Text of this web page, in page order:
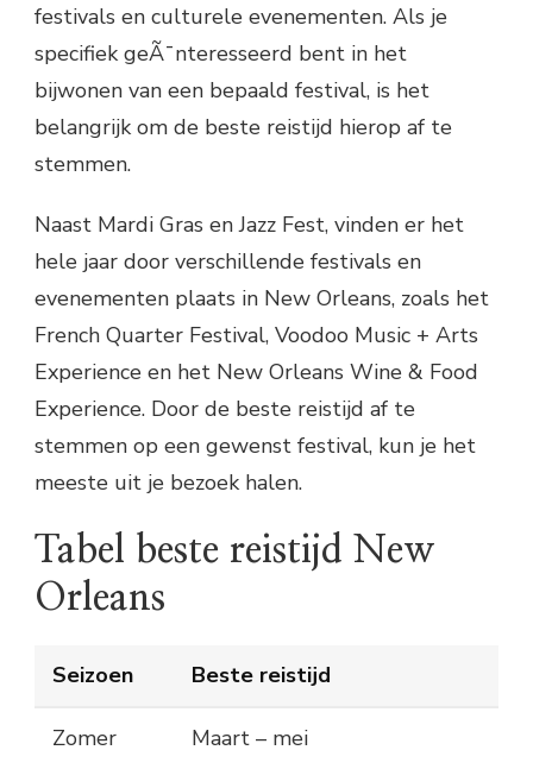
festivals en culturele evenementen. Als je
specifiek geÃ¯nteresseerd bent in het
bijwonen van een bepaald festival, is het
belangrijk om de beste reistijd hierop af te
stemmen.
Naast Mardi Gras en Jazz Fest, vinden er het
hele jaar door verschillende festivals en
evenementen plaats in New Orleans, zoals het
French Quarter Festival, Voodoo Music + Arts
Experience en het New Orleans Wine & Food
Experience. Door de beste reistijd af te
stemmen op een gewenst festival, kun je het
meeste uit je bezoek halen.
Tabel beste reistijd New
Orleans
Seizoen Beste reistijd
Zomer Maart – mei